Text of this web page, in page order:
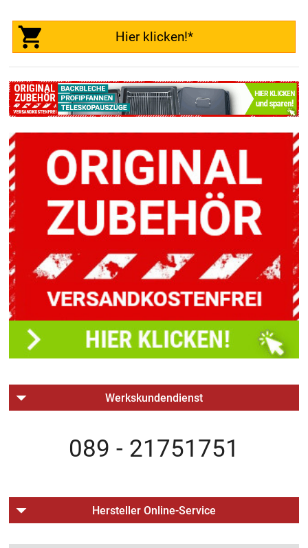
Hier klicken!*
Werkskundendienst
089 - 21751751
Hersteller Online-Service